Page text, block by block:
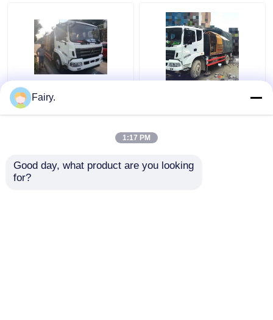
Shacman Şasi
Kullanılmış Beton Hattı
Shacman 10018 Beton
18Mpa
Fairy.
1:17 PM
Good day, what product are you looking
for?